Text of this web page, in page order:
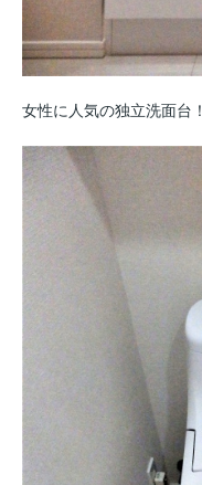
女性に人気の独立洗面台！